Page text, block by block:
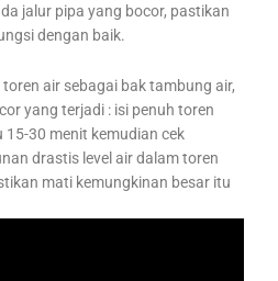
jalur pipa yang bocor, pastikan
dengan baik.
air sebagai bak tambung air,
yang terjadi : isi penuh toren
30 menit kemudian cek
drastis level air dalam toren
mati kemungkinan besar itu